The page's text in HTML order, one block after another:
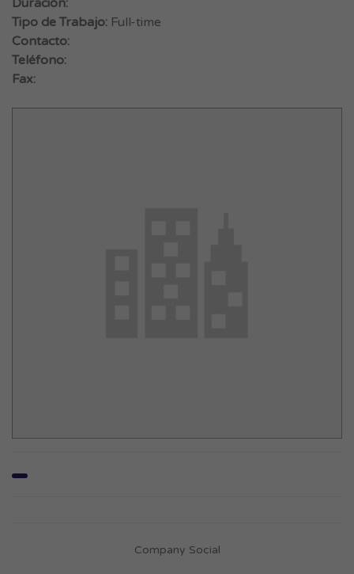
Duración:
Tipo de Trabajo: Full-time
Contacto:
Teléfono:
Fax:
Company Social